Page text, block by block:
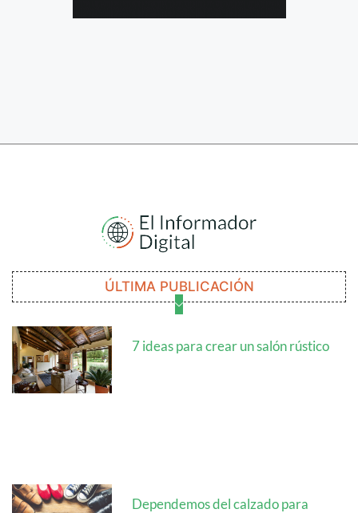
ÚLTIMA PUBLICACIÓN
7 ideas para crear un salón rústico
Dependemos del calzado para